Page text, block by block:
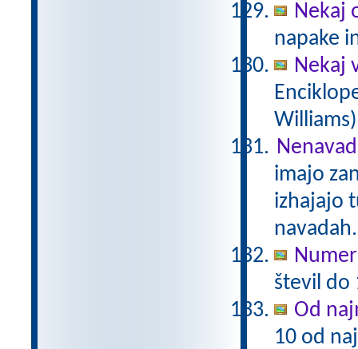
Nekaj
napake
Nekaj
Williams)
imajo
izhajajo
števil do
Od
10 od